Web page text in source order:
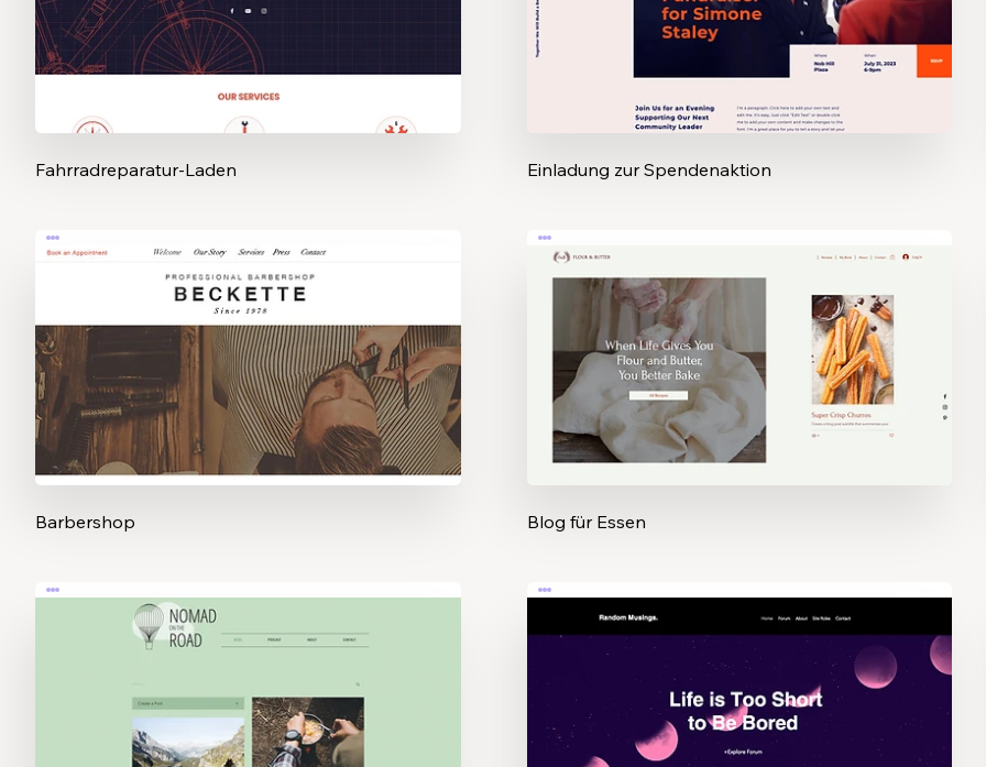
Fahrradreparatur-Laden Einladung zur Spendenaktion
Barbershop Blog für Essen